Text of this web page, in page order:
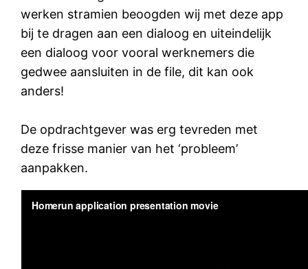
werken stramien beoogden wij met deze app
bij te dragen aan een dialoog en uiteindelijk
een dialoog voor vooral werknemers die
gedwee aansluiten in de file, dit kan ook
anders!
De opdrachtgever was erg tevreden met
deze frisse manier van het ‘probleem’
aanpakken.